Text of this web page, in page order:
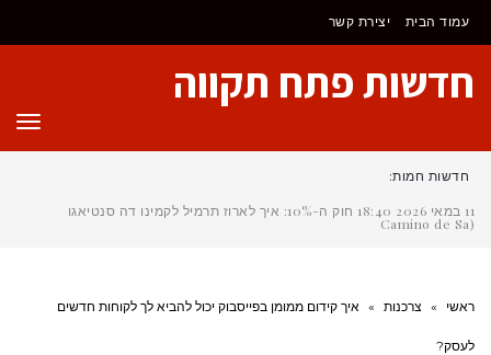
לתוכן
עמוד הבית יצירת קשר
חדשות פתח תקווה
חדשות חמות:
11 במאי 2026
18:40 חוק ה-10%: איך לארוז תרמיל לקמינו דה סנטיאגו
(Camino de Santia
ראשי » צרכנות » איך קידום ממומן בפייסבוק יכול להביא לך לקוחות חדשים
לעסק?